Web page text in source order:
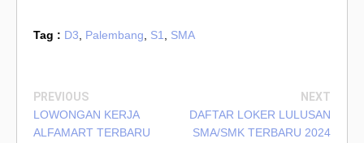
Tag : D3, Palembang, S1, SMA
PREVIOUS
LOWONGAN KERJA
ALFAMART TERBARU
NEXT
DAFTAR LOKER LULUSAN
SMA/SMK TERBARU 2024